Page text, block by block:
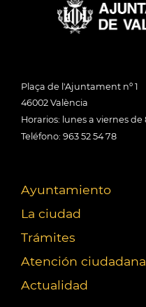
Plaça de l'Ajuntament nº 1
46002 València
Horarios: lunes a viernes de
Teléfono: 963 52 54 78
Ayuntamiento
La ciudad
Trámites
Atención ciudadana
Actualidad